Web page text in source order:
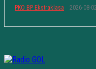
PKO BP Ekstraklasa 2026-08-02